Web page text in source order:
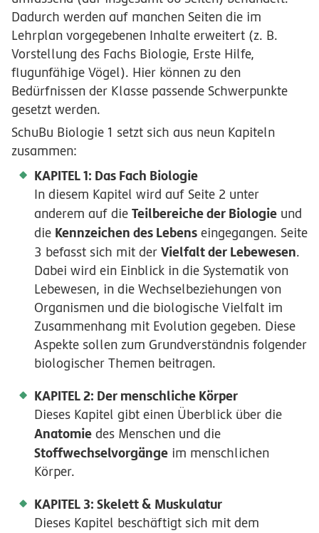
Dadurch werden auf manchen Seiten die im
Lehrplan vorgegebenen Inhalte erweitert (z. B.
Vorstellung des Fachs Biologie, Erste Hilfe,
flugunfähige Vögel). Hier können zu den
Bedürfnissen der Klasse passende Schwerpunkte
gesetzt werden.
SchuBu Biologie 1 setzt sich aus neun Kapiteln
zusammen:
KAPITEL 1: Das Fach Biologie
In diesem Kapitel wird auf Seite 2 unter
anderem auf die Teilbereiche der Biologie und
die Kennzeichen des Lebens eingegangen. Seite
3 befasst sich mit der Vielfalt der Lebewesen.
Dabei wird ein Einblick in die Systematik von
Lebewesen, in die Wechselbeziehungen von
Organismen und die biologische Vielfalt im
Zusammenhang mit Evolution gegeben. Diese
Aspekte sollen zum Grundverständnis folgender
biologischer Themen beitragen.
KAPITEL 2: Der menschliche Körper
Dieses Kapitel gibt einen Überblick über die
Anatomie des Menschen und die
Stoffwechselvorgänge im menschlichen
Körper.
KAPITEL 3: Skelett & Muskulatur
Dieses Kapitel beschäftigt sich mit dem